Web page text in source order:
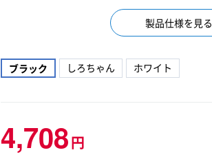
製品仕様を見る
ブラック しろちゃん ホワイト
4,708円